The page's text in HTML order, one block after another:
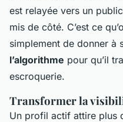
est relayée vers un
mis de côté. C’est ce
simplement de donner à
l’algorithme pour qu’il
escroquerie.
Transformer la
Un profil actif attire plus